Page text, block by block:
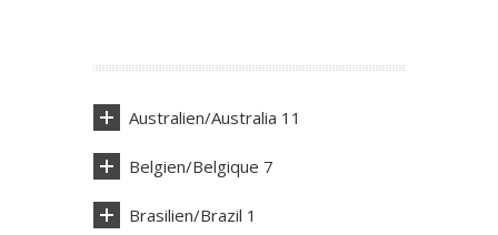
Australien/Australia 11
Belgien/Belgique 7
Brasilien/Brazil 1